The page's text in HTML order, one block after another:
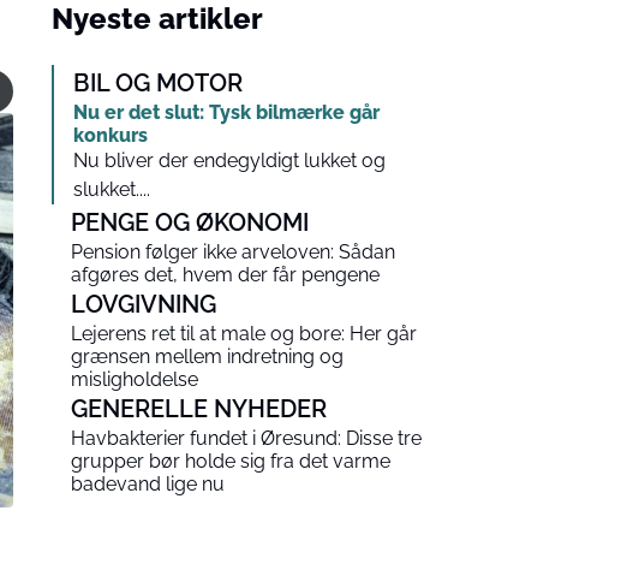
Nyeste artikler
BIL OG MOTOR
Nu er det slut: Tysk bilmærke går
konkurs
Nu bliver der endegyldigt lukket og
slukket....
PENGE OG ØKONOMI
Pension følger ikke arveloven: Sådan
afgøres det, hvem der får pengene
LOVGIVNING
Lejerens ret til at male og bore: Her går
grænsen mellem indretning og
misligholdelse
GENERELLE NYHEDER
Havbakterier fundet i Øresund: Disse tre
grupper bør holde sig fra det varme
badevand lige nu